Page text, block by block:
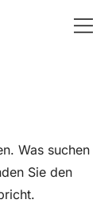
Was suchen
Sie den